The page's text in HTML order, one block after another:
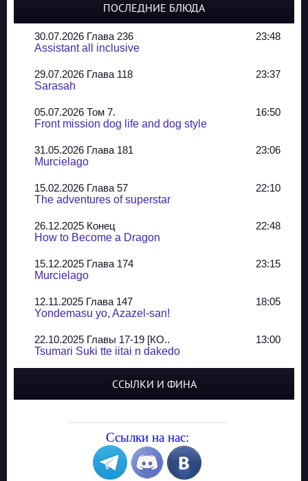
ПОСЛЕДНИЕ БЛЮДА
30.07.2026 Глава 236
23:48
Assistant all inclusive
29.07.2026 Глава 118
23:37
Sarasah
05.07.2026 Том 7.
16:50
Front mission dog life and dog style
31.05.2026 Глава 181
23:06
Murcielago
15.02.2026 Глава 57
22:10
The adventures of superstar
26.12.2025 Конец
22:48
How to Become a Dragon
15.12.2025 Глава 174
23:15
Murcielago
12.11.2025 Глава 147
18:05
Yondemasu yo, Azazel-san!
22.10.2025 Главы 17-19 [КО..
13:00
Tsumari Suki tte iitai n dakedo
Yozakura Shijuusou
08.08.2025 Глава 50
A Compendium of Ghosts
ССЫЛКИ И ФИНА
Ссылки на нас: